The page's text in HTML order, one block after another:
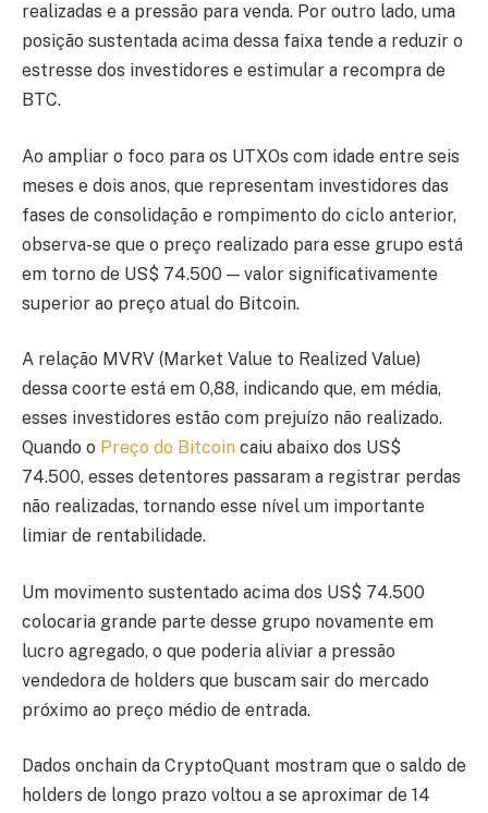
realizadas e a pressão para venda. Por outro lado, uma
posição sustentada acima dessa faixa tende a reduzir o
estresse dos investidores e estimular a recompra de
BTC.
Ao ampliar o foco para os UTXOs com idade entre seis
meses e dois anos, que representam investidores das
fases de consolidação e rompimento do ciclo anterior,
observa-se que o preço realizado para esse grupo está
em torno de US$ 74.500 — valor significativamente
superior ao preço atual do Bitcoin.
A relação MVRV (Market Value to Realized Value)
dessa coorte está em 0,88, indicando que, em média,
esses investidores estão com prejuízo não realizado.
Quando o Preço do Bitcoin caiu abaixo dos US$
74.500, esses detentores passaram a registrar perdas
não realizadas, tornando esse nível um importante
limiar de rentabilidade.
Um movimento sustentado acima dos US$ 74.500
colocaria grande parte desse grupo novamente em
lucro agregado, o que poderia aliviar a pressão
vendedora de holders que buscam sair do mercado
próximo ao preço médio de entrada.
Dados onchain da CryptoQuant mostram que o saldo de
holders de longo prazo voltou a se aproximar de 14